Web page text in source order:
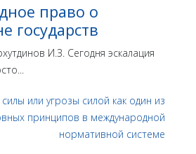
право о
государств
И.З. Сегодня эскалация